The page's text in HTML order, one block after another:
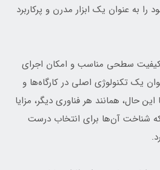
را به عنوان یک ابزار مدرن و پرکاربرد
کیفیت سطحی مناسب و امکان اجرای
یک تکنولوژی اصلی در کارگاه‌ها و
حال، همانند هر فناوری دیگر، مزایا
شناخت آن‌ها برای انتخاب درست